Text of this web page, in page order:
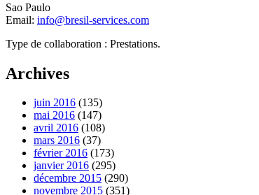
Sao Paulo
Email: info@bresil-services.com
Type de collaboration : Prestations.
Archives
juin 2016 (135)
mai 2016 (147)
avril 2016 (108)
mars 2016 (37)
février 2016 (173)
janvier 2016 (295)
décembre 2015 (290)
novembre 2015 (351)